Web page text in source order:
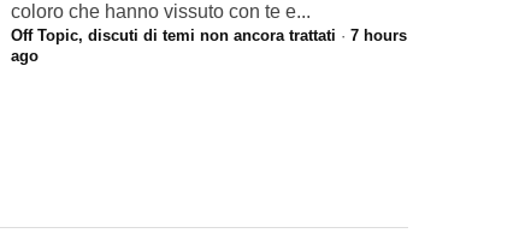
coloro che hanno vissuto con te e...
Off Topic, discuti di temi non ancora trattati · 7 hours
ago